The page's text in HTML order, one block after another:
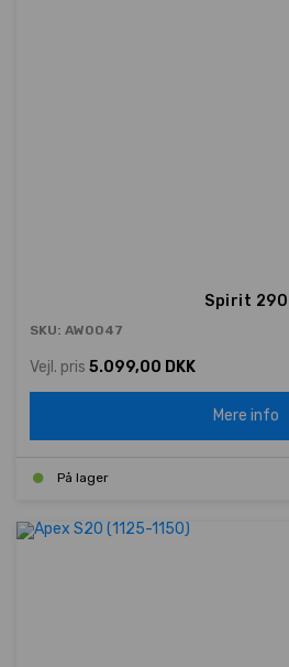
Spirit 290
SKU: AW0047
Vejl. pris 5.099,00 DKK
Mere info
På lager